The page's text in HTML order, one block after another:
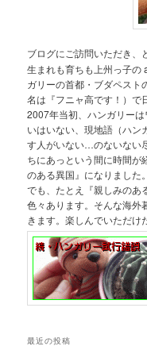
ブログにご訪問いただき、
生まれも育ちも上州っ子の
ガリーの首都・ブダペスト
名は『フニャ高です！）で
2007年当初、ハンガリー
いはいない、現地語（ハン
す人がいない…のないない
ちにあっという間に時間が
のある異国』になりました。
でも、たとえ『親しみのあ
色々あります。そんな海外
きます。楽しんでいただけ
最近の投稿